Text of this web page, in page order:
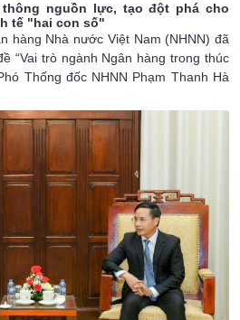
thông nguồn lực, tạo đột phá cho
tế "hai con số"
hàng Nhà nước Việt Nam (NHNN) đã
“Vai trò ngành Ngân hàng trong thúc
Thống đốc NHNN Phạm Thanh Hà